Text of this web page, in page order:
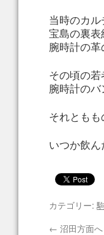
当時のカル
宝島の裏表
腕時計の
その頃の若
腕時計の
それともも
いつか飲ん
カテゴリー:
← 沼田方面へ